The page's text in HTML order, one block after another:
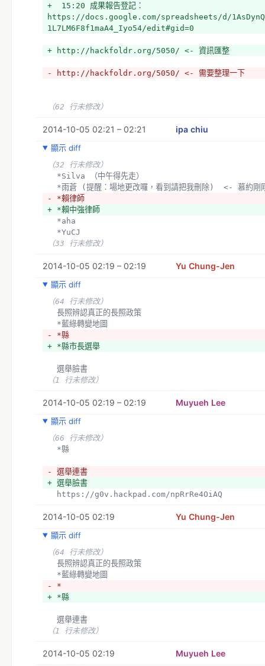
+  15:20 成果報告登記：
https://docs.google.com/spreadsheets/d/
1L7LM6F8f1maA4_Iyo54/edit#gid=0
+ http://hackfoldr.org/5050/ <- 資訊匯整
- http://hackfoldr.org/5050/ <- 需要整理一下
（62 行未修改）
2014-10-05 02:21 – 02:21 ipa chiu
顯示 diff
（32 行未修改）
  *Silva （中午得先走）
*雨蒼 (提醒：場地更改囉，看到請把我刪除)  <- 慕約剛
- *賴律師
+ *賴中強律師
  *aha
  *YuCJ
（33 行未修改）
2014-10-05 02:19 – 02:19 Yu Chung-Jen
顯示 diff
（64 行未修改）
  長照辨認真正的長照政策
  *藍綠轉變地圖
- *縣
+ *縣市長選舉
  選舉臉書
（1 行未修改）
2014-10-05 02:19 – 02:19 Muyueh Lee
顯示 diff
（66 行未修改）
  *縣
- 選舉連書
+ 選舉臉書
  https://g0v.hackpad.com/npRrRe4OiAQ
2014-10-05 02:19 Yu Chung-Jen
顯示 diff
（64 行未修改）
  長照辨認真正的長照政策
  *藍綠轉變地圖
- *
+ *縣
  選舉連書
（1 行未修改）
2014-10-05 02:19 Muyueh Lee